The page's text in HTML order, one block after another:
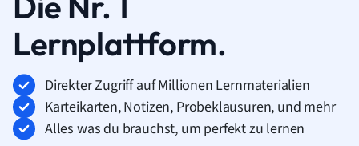
Lernplattform.
Direkter Zugriff auf Millionen Lernmaterialien
Karteikarten, Notizen, Probeklausuren, und mehr
Alles was du brauchst, um perfekt zu lernen